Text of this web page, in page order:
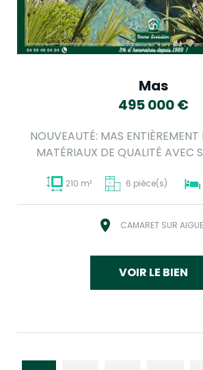
Mas
495 000€
NOUVEAUTÉ: MAS
MATÉRIAUX DE QUALITÉ AVEC
210 m² 6 pièce(s)
CAMARET SUR
VOIR LE BIEN